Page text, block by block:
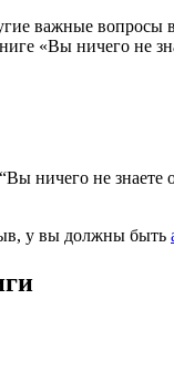
важные вопросы
«Вы ничего не
ничего не
у вы должны быть